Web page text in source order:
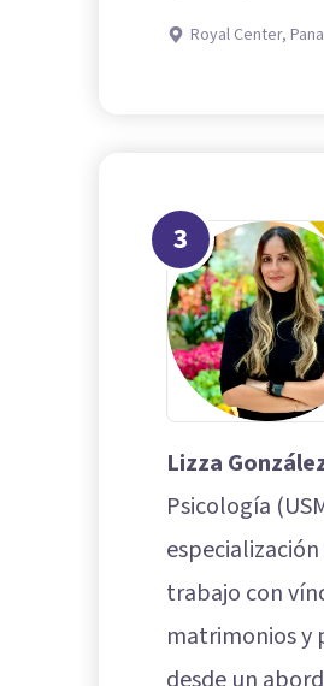
Royal Center,
3
Lizza
Psicología
trabajo con
matrimonios y